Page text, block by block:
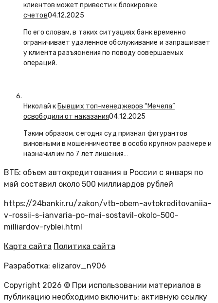
клиентов может привести к блокировке
счетов04.12.2025
По его словам, в таких ситуациях банк временно
ограничивает удаленное обслуживание и запрашивает
у клиента разъяснения по поводу совершаемых
операций.
Николай к Бывших топ-менеджеров “Мечела”
освободили от наказания04.12.2025
Таким образом, сегодня суд признал фигурантов
виновными в мошенничестве в особо крупном размере и
назначил им по 7 лет лишения…
ВТБ: объем автокредитования в России с января по
май составил около 500 миллиардов рублей
https://24bankir.ru/zakon/vtb-obem-avtokreditovaniia-
v-rossii-s-ianvaria-po-mai-sostavil-okolo-500-
milliardov-ryblei.html
Карта сайта Политика сайта
Разработка: elizarov_n906
Copyright 2026 © При использовании материалов в
публикацию необходимо включить: активную ссылку